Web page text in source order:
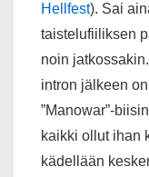
Hellfest). Sai
taistelufiiliksen
noin
intron jälkeen
”Manowar”-
kaikki ollut ihan
kädellään